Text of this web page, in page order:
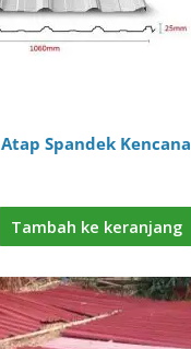
Atap Spandek Kencana
Tambah ke keranjang